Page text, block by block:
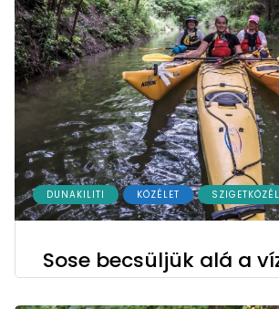
DUNAKILITI KÖZÉLET
Sose becsüljük alá a